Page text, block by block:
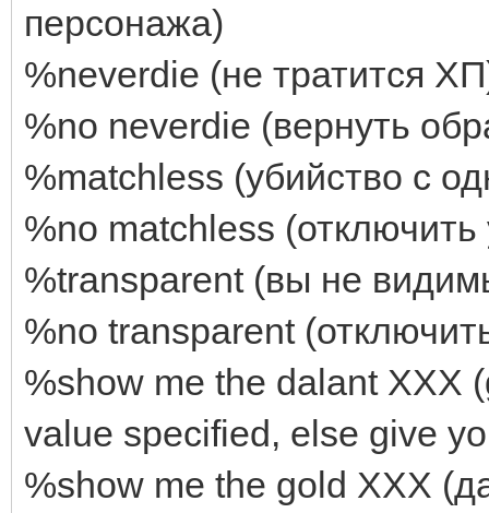
персонажа)
%neverdie (не тратится
%no neverdie (вернуть
%matchless (убийство с
%no matchless (отключить
%transparent (вы не
%no transparent
%show me the dalant XXX
value specified, else give
%show me the gold XXX